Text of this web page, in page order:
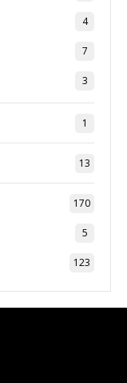
4
7
3
1
13
170
5
123